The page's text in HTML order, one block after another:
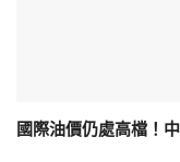
國際油價仍處高檔！